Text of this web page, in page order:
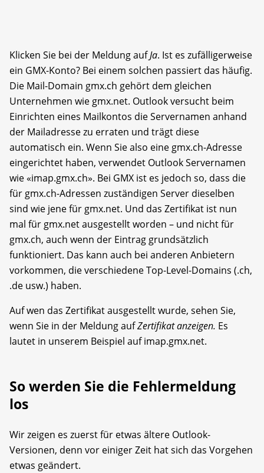
Klicken Sie bei der Meldung aufJa. Ist es zufälligerweise
ein GMX-Konto? Bei einem solchen passiert das häufig.
Die Mail-Domain gmx.ch gehört dem gleichen
Unternehmen wie gmx.net. Outlook versucht beim
Einrichten eines Mailkontos die Servernamen anhand
der Mailadresse zu erraten und trägt diese
automatisch ein. Wenn Sie also eine gmx.ch-Adresse
eingerichtet haben, verwendet Outlook Servernamen
wie «imap.gmx.ch». Bei GMX ist es jedoch so, dass die
für gmx.ch-Adressen zuständigen Server dieselben
sind wie jene für gmx.net. Und das Zertifikat ist nun
mal für gmx.net ausgestellt worden – und nicht für
gmx.ch, auch wenn der Eintrag grundsätzlich
funktioniert. Das kann auch bei anderen Anbietern
vorkommen, die verschiedene Top-Level-Domains (.ch,
.de usw.) haben.
Auf wen das Zertifikat ausgestellt wurde, sehen Sie,
wenn Sie in der Meldung aufZertifikat anzeigen. Es
lautet in unserem Beispiel auf imap.gmx.net.
So werden Sie die Fehlermeldung
los
Wir zeigen es zuerst für etwas ältere Outlook-
Versionen, denn vor einiger Zeit hat sich das Vorgehen
etwas geändert.